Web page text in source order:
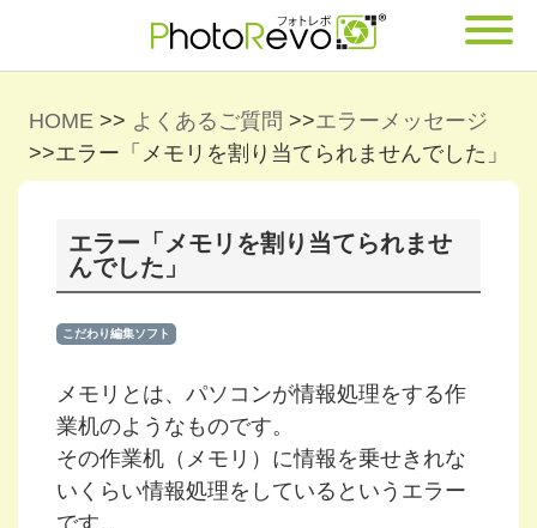
HOME >> よくあるご質問 >>エラーメッセージ
>>エラー「メモリを割り当てられませんでした」
エラー「メモリを割り当てられませ
んでした」
こだわり編集ソフト
メモリとは、パソコンが情報処理をする作
業机のようなものです。
その作業机（メモリ）に情報を乗せきれな
いくらい情報処理をしているというエラー
です。